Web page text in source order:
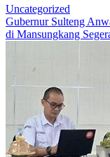
Uncategorized
Gubernur Sulteng
di Mansungkang